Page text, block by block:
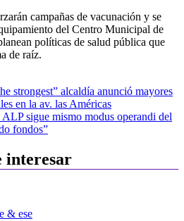
campañas de vacunación y se
del Centro Municipal de
políticas de salud pública que
de raíz.
strongest” alcaldía anunció mayores
en la av. las Américas
sigue mismo modus operandi del
fondos”
interesar
& ese